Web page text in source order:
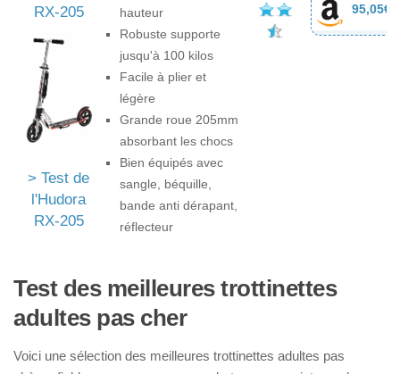
RX-205
> Test de
l'Hudora
RX-205
hauteur
Robuste supporte
jusqu'à 100 kilos
Facile à plier et
légère
Grande roue 205mm
absorbant les chocs
Bien équipés avec
sangle, béquille,
bande anti dérapant,
réflecteur
95,05€
Test des meilleures trottinettes
adultes pas cher
Voici une sélection des meilleures trottinettes adultes pas